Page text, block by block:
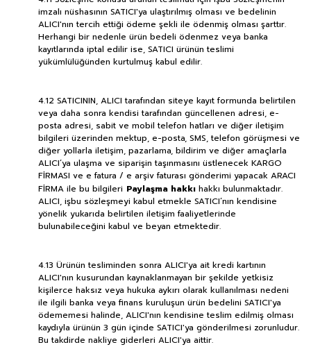
imzalı nüshasının SATICI'ya ulaştırılmış olması ve bedelinin
ALICI'nın tercih ettiği ödeme şekli ile ödenmiş olması şarttır.
Herhangi bir nedenle ürün bedeli ödenmez veya banka
kayıtlarında iptal edilir ise, SATICI ürünün teslimi
yükümlülüğünden kurtulmuş kabul edilir.
4.12 SATICININ, ALICI tarafından siteye kayıt formunda belirtilen
veya daha sonra kendisi tarafından güncellenen adresi, e-
posta adresi, sabit ve mobil telefon hatları ve diğer iletişim
bilgileri üzerinden mektup, e-posta, SMS, telefon görüşmesi ve
diğer yollarla iletişim, pazarlama, bildirim ve diğer amaçlarla
ALICI’ya ulaşma ve siparişin taşınmasını üstlenecek KARGO
FİRMASI ve e fatura / e arşiv faturası gönderimi yapacak ARACI
FİRMA ile bu bilgileri Paylaşma hakkı hakkı bulunmaktadır.
ALICI, işbu sözleşmeyi kabul etmekle SATICI’nın kendisine
yönelik yukarıda belirtilen iletişim faaliyetlerinde
bulunabileceğini kabul ve beyan etmektedir.
4.13 Ürünün tesliminden sonra ALICI'ya ait kredi kartının
ALICI'nın kusurundan kaynaklanmayan bir şekilde yetkisiz
kişilerce haksız veya hukuka aykırı olarak kullanılması nedeni
ile ilgili banka veya finans kuruluşun ürün bedelini SATICI'ya
ödememesi halinde, ALICI'nın kendisine teslim edilmiş olması
kaydıyla ürünün 3 gün içinde SATICI'ya gönderilmesi zorunludur.
Bu takdirde nakliye giderleri ALICI'ya aittir.